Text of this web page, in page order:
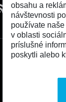
obsahu a
návštevnosti
používate
v oblasti
príslušné
poskytli alebo